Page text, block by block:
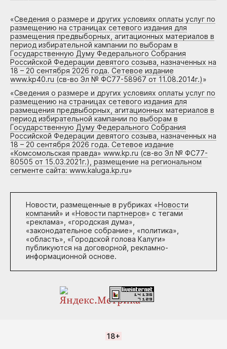
«Сведения о размере и других условиях оплаты услуг по
размещению на страницах сетевого издания для
размещения предвыборных, агитационных материалов в
период избирательной кампании по выборам в
Государственную Думу Федерального Собрания
Российской Федерации девятого созыва, назначенных на
18 – 20 сентября 2026 года. Сетевое издание
www.kp40.ru (св-во Эл № ФС77-58967 от 11.08.2014г.)»
«Сведения о размере и других условиях оплаты услуг по
размещению на страницах сетевого издания для
размещения предвыборных, агитационных материалов в
период избирательной кампании по выборам в
Государственную Думу Федерального Собрания
Российской Федерации девятого созыва, назначенных на
18 – 20 сентября 2026 года. Сетевое издание
«Комсомольская правда» www.kp.ru (св-во Эл № ФС77-
80505 от 15.03.2021г.), размещение на региональном
сегменте сайта: www.kaluga.kp.ru»
Новости, размещенные в рубриках «Новости
компаний» и «Новости партнеров» с тегами
«реклама», «городская дума»,
«законодательное собрание», «политика»,
«область», «Городской голова Калуги»
публикуются на договорной, рекламно-
информационной основе.
18+